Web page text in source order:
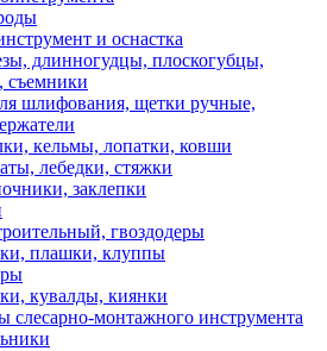
и оснастка
длинногудцы, плоскогубцы,
съемники
шлифования, щетки ручные,
кельмы, лопатки, ковши
лебедки, стяжки
заклепки
гвоздодеры
плашки, клуппы
кувалды, киянки
слесарно-монтажного инструмента